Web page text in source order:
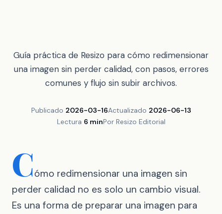
Guía práctica de Resizo para cómo redimensionar
una imagen sin perder calidad, con pasos, errores
comunes y flujo sin subir archivos.
Publicado 2026-03-16Actualizado 2026-06-13
Lectura 6 minPor Resizo Editorial
Cómo redimensionar una imagen sin
perder calidad no es solo un cambio visual.
Es una forma de preparar una imagen para